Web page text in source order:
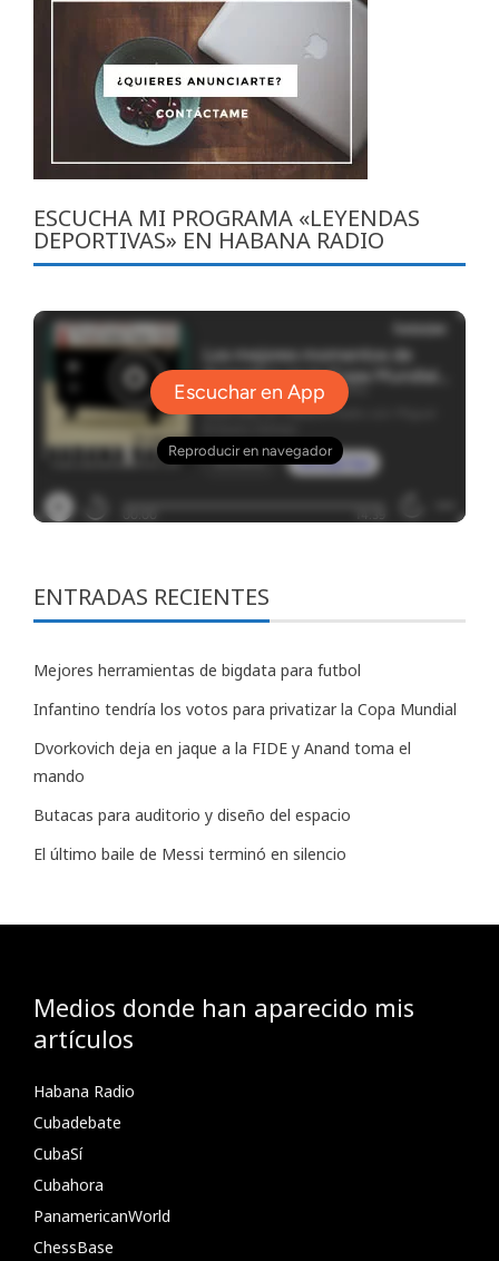
ESCUCHA MI PROGRAMA «LEYENDAS
DEPORTIVAS» EN HABANA RADIO
ENTRADAS RECIENTES
Mejores herramientas de bigdata para futbol
Infantino tendría los votos para privatizar la Copa Mundial
Dvorkovich deja en jaque a la FIDE y Anand toma el
mando
Butacas para auditorio y diseño del espacio
El último baile de Messi terminó en silencio
Medios donde han aparecido mis
artículos
Habana Radio
Cubadebate
CubaSí
Cubahora
PanamericanWorld
ChessBase